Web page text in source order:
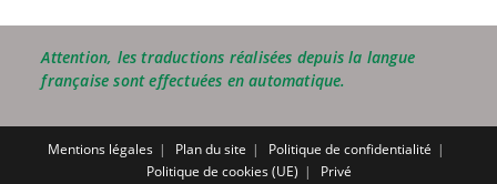
Attention, les traductions réalisées depuis la langue
française sont effectuées en automatique.
Mentions légales Plan du site
Politique de confidentialité
Politique de cookies (UE)
Privé